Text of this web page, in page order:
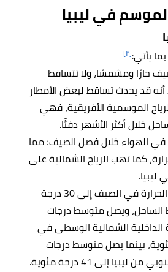
في ليبيا
يأتي:[٢]
حارًا ومشمسًا، ولا تتساقط
أنه قد يحدث تساقط لبعض الأمطار
الموسمية الأفريقية، فهي
خلال أكثر الأشهر دفئًا.
في الهواء خلال فصل الصيف؛ مما
كما تهب الرياح الشمالية على
ليبيا.
يصل متوسط درجات الحرارة في الصيف إلى 30 درجة
ويصل متوسط درجات
الداخلية الشمالية الوسطى في
درجة مئوية، بينما يصل متوسط درجات
إلى 41 درجة مئوية.